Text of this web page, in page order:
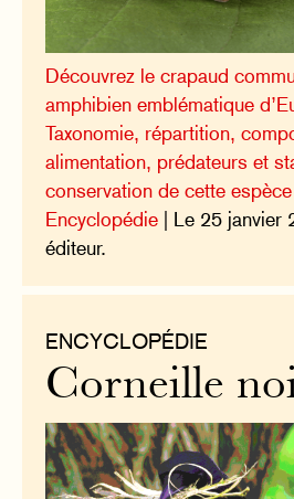
Découvrez le crapaud
amphibien emblématique
Taxonomie, répartition,
alimentation, prédateurs et
conservation de cette
Encyclopédie | Le 25 janvier
éditeur.
ENCYCLOPÉDIE
Corneille